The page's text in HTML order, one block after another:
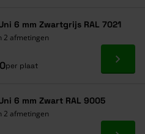
6 mm Zwartgrijs RAL 7021
2 afmetingen
per plaat Ga
6 mm Zwart RAL 9005
2 afmetingen